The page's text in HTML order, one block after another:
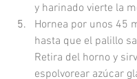
y harinado vierte la
Hornea por unos 45
hasta que el palillo
Retira del horno y
espolvorear azúcar